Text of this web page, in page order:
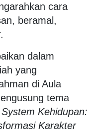
cara
beramal,
dalam
yang
di Aula
tema
Kehidupan:
Karakter